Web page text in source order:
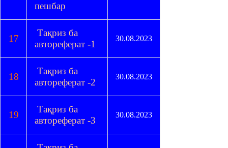
пешбар
17
Тақриз ба
автореферат -1
30.08.2023
18
Тақриз ба
автореферат -2
30.08.2023
19
Тақриз ба
автореферат -3
30.08.2023